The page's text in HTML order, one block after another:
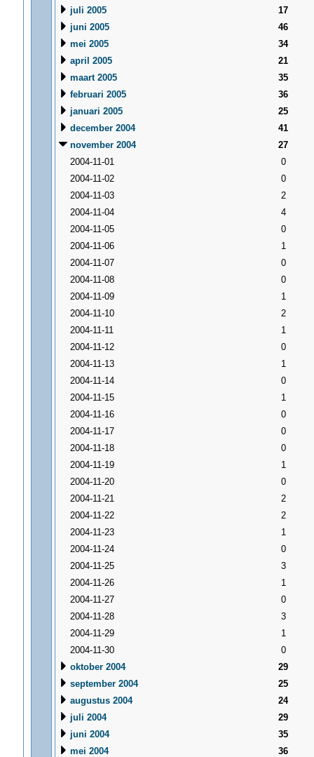
juli 2005
17
juni 2005
46
mei 2005
34
april 2005
21
maart 2005
35
februari 2005
36
januari 2005
25
december 2004
41
november 2004
27
2004-11-01
0
2004-11-02
0
2004-11-03
2
2004-11-04
4
2004-11-05
0
2004-11-06
1
2004-11-07
0
2004-11-08
0
2004-11-09
1
2004-11-10
2
2004-11-11
1
2004-11-12
0
2004-11-13
1
2004-11-14
0
2004-11-15
1
2004-11-16
0
2004-11-17
0
2004-11-18
0
2004-11-19
1
2004-11-20
0
2004-11-21
2
2004-11-22
2
2004-11-23
1
2004-11-24
0
2004-11-25
3
2004-11-26
1
2004-11-27
0
2004-11-28
3
2004-11-29
1
2004-11-30
0
oktober 2004
29
september 2004
25
augustus 2004
24
juli 2004
29
juni 2004
35
mei 2004
36